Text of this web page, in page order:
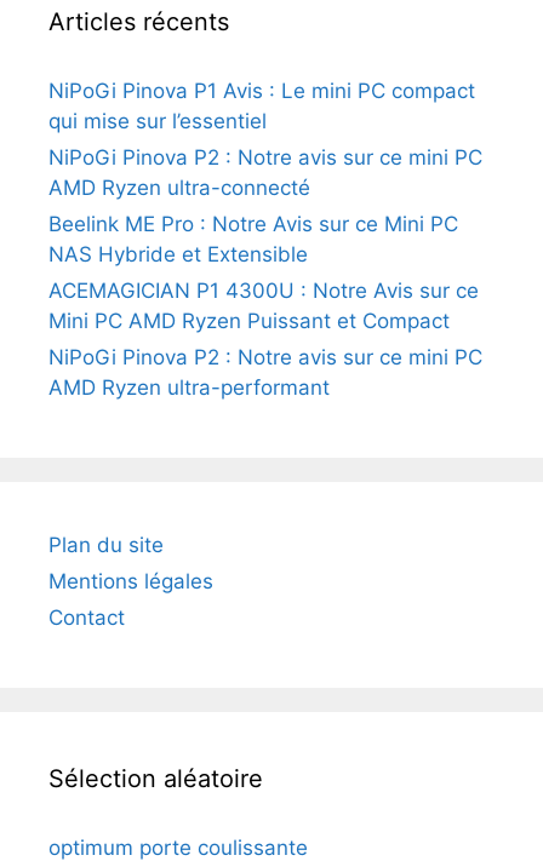
Articles récents
NiPoGi Pinova P1 Avis : Le mini PC compact
qui mise sur l’essentiel
NiPoGi Pinova P2 : Notre avis sur ce mini PC
AMD Ryzen ultra-connecté
Beelink ME Pro : Notre Avis sur ce Mini PC
NAS Hybride et Extensible
ACEMAGICIAN P1 4300U : Notre Avis sur ce
Mini PC AMD Ryzen Puissant et Compact
NiPoGi Pinova P2 : Notre avis sur ce mini PC
AMD Ryzen ultra-performant
Plan du site
Mentions légales
Contact
Sélection aléatoire
optimum porte coulissante